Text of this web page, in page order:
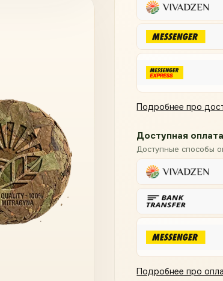
Подробнее про
Доступная оплата
Доступные способы
Подробнее про